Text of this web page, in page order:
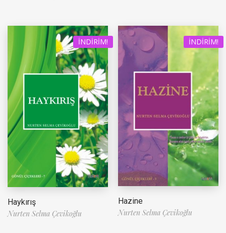
İNDIRIM!
Haykırış
Nurten Selma Çevikoğlu
İNDIRIM!
Hazine
Nurten Selma Çevikoğlu